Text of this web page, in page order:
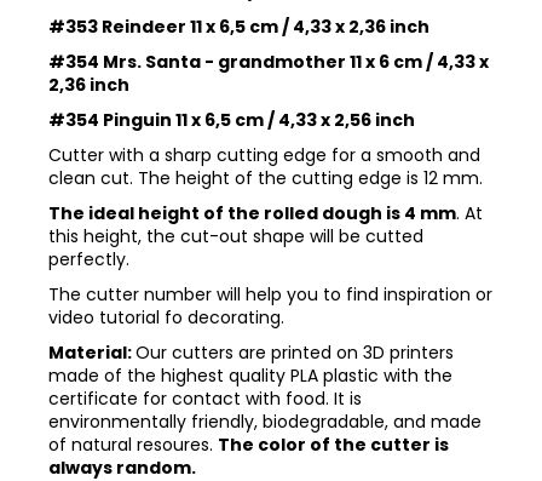
#353 Reindeer 11 x 6,5 cm / 4,33 x 2,36 inch
#354 Mrs. Santa - grandmother 11 x 6 cm / 4,33 x
2,36 inch
#354 Pinguin 11 x 6,5 cm / 4,33 x 2,56 inch
Cutter with a sharp cutting edge for a smooth and
clean cut. The height of the cutting edge is 12 mm.
The ideal height of the rolled dough is 4 mm. At
this height, the cut-out shape will be cutted
perfectly.
The cutter number will help you to find inspiration or
video tutorial fo decorating.
Material:Our cutters are printed on 3D printers
made of the highest quality PLA plastic with the
certificate for contact with food. It is
environmentally friendly, biodegradable, and made
of natural resoures. The color of the cutter is
always random.